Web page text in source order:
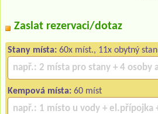
Zaslat rezervaci/dotaz
Stany místa: 60x míst., 11x obytný
Kempová místa: 60 míst